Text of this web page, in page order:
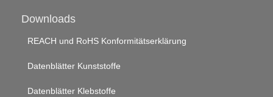
Downloads
REACH und RoHS Konformitätserklärung
Datenblätter Kunststoffe
Datenblätter Klebstoffe